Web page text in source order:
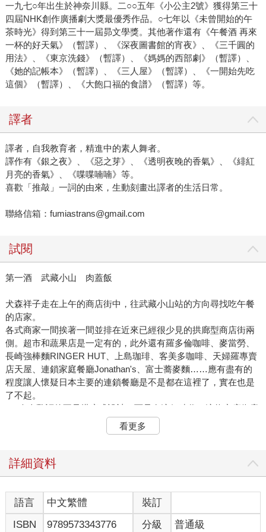
一九七○年出生於神奈川縣。二○○五年《小公主2號》獲得第三十
四屆NHK創作廣播劇大獎最優秀作品。○七年以《未曾開始的午
茶時光》得到第三十一屆昴文學獎。其他著作還有《午餐酒 再來
一杯的好天氣》（暫譯）、《深夜圖書館的宵夜》、《三千圓的
用法》、《東京洗錢》（暫譯）、《媽媽的西部劇》（暫譯）、
《她的記帳本》（暫譯）、《三人屋》（暫譯）、《一開始先吃
這個》（暫譯）、《大飽口福的食譜》（暫譯）等。
譯者
譯者，自我教育者，精進中的素人舞者。
譯作有《銀之夜》、《惡之芽》、《透明夜晚的香氣》、《緋紅
月亮的香氣》、《喋喋喃喃》等。
喜歡「推敲」一詞的由來，生動刻畫出譯者的生活日常。
聯絡信箱：fumiastrans@gmail.com
試閱
第一酒 武藏小山 肉蓋飯
犬森祥子走在上午的商店街中，往武藏小山站的方向尋找吃午餐
的店家。
各式商家一間挨著一間並排在近來已經很少見的拱廊型商店街兩
側。超市和蔬果店是一定有的，此外還有羅多倫咖啡、麥當勞、
長崎強棒麵RINGER HUT、上島珈琲、客美多咖啡、天婦羅專賣
店天屋、連鎖家庭餐廳Jonathan's、富士蕎麥麵……應有盡有的
程度讓人懷疑日本主要的連鎖餐廳是不是都在這裡了，實在也是
了不起。
──令人驚訝的不是拱廊式設計，而是在這個時代，這條商店街竟
然不見處處拉下鐵門倒閉的蕭條景象。
不只是店家。今天是平日，但人流卻來來去去。當然其中多數是
商店街到處都還有分支巷弄，沿路也都是成排的店家。
上超高級，不過也絕非等閒的商品吸引了眾多人潮。他們大概是
平常不會亂花錢，出手也不闊綽，但是很願意投資在美食上的人
吧。
看更多
詳細資料
語言 中文繁體
裝訂
ISBN
9789573343776 分級 普通級